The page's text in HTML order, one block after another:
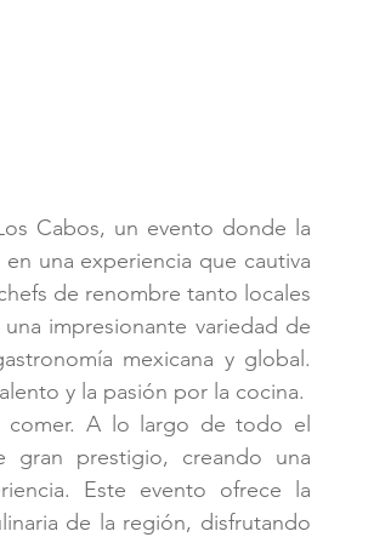
Cabos, un evento donde la
una experiencia que cautiva
de renombre tanto locales
impresionante variedad de
mexicana y global.
y la pasión por la cocina.
A lo largo de todo el
gran prestigio, creando una
Este evento ofrece la
de la región, disfrutando